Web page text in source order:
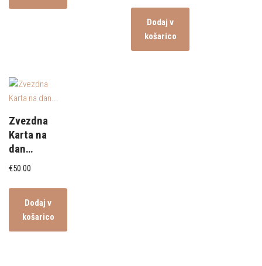
Dodaj v
košarico
Zvezdna
Karta na
dan…
€50.00
Dodaj v
košarico